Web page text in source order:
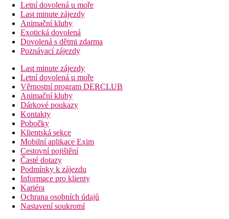
Letní dovolená u moře
Last minute zájezdy
Animační kluby
Exotická dovolená
Dovolená s dětmi zdarma
Poznávací zájezdy
Last minute zájezdy
Letní dovolená u moře
Věrnostní program DERCLUB
Animační kluby
Dárkové poukazy
Kontakty
Pobočky
Klientská sekce
Mobilní aplikace Exim
Cestovní pojištění
Časté dotazy
Podmínky k zájezdu
Informace pro klienty
Kariéra
Ochrana osobních údajů
Nastavení soukromí